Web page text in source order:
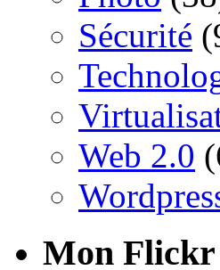
Sécurité
Web 2.0
Mon Flickr